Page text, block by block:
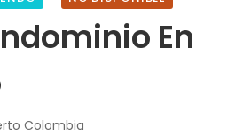
En
Colombia